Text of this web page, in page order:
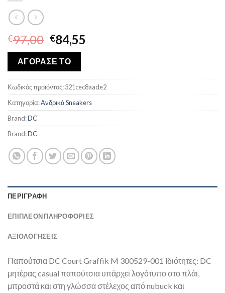
€97,00 Original
price
was:
€97,00.
€84,55
€84,55.
ΑΓΟΡΑΣΕ ΤΟ
Κωδικός προϊόντος:321cec8aade2
Κατηγορία:Ανδρικά Sneakers
Brand:DC
Brand:DC
ΠΕΡΙΓΡΑΦΉ
ΕΠΙΠΛΈΟΝ ΠΛΗΡΟΦΟΡΊΕΣ
ΑΞΙΟΛΟΓΗΣΕΙΣ
Παπούτσια DC Court Graffik M 300529-001 Ιδιότητες: DC
μητέρας casual παπούτσια υπάρχει λογότυπο στο πλάι,
μπροστά και στη γλώσσα στέλεχος από nubuck και